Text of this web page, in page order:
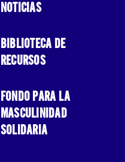
NOTICIAS
BIBLIOTECA DE
RECURSOS
FONDO PARA LA
MASCULINIDAD
SOLIDARIA